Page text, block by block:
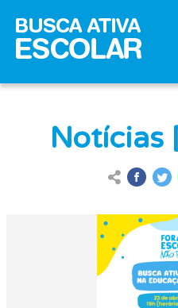
Notícias